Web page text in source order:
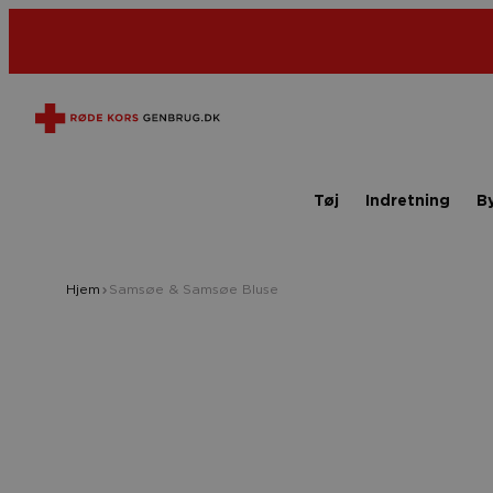
Tøj Indretning
Hjem Samsøe & Samsøe Bluse